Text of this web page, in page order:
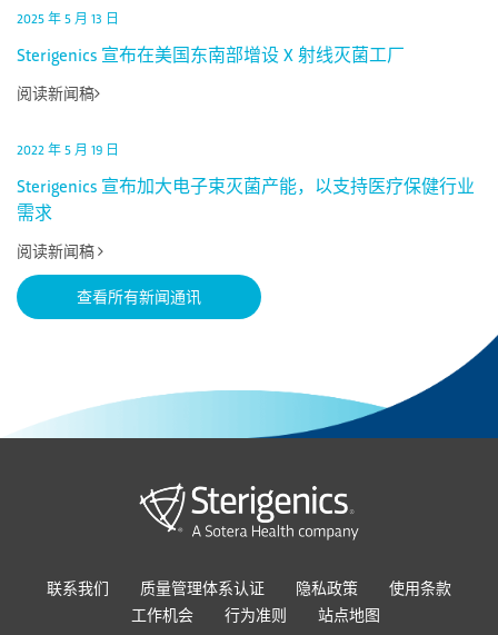
2025 年 5 月 13 日
Sterigenics 宣布在美国东南部增设 X 射线灭菌工厂
阅读新闻稿
2022 年 5 月 19 日
Sterigenics 宣布加大电子束灭菌产能，以支持医疗保健行业
需求
阅读新闻稿
查看所有新闻通讯
联系我们 质量管理体系认证 隐私政策
使用条款
工作机会
行为准则 站点地图